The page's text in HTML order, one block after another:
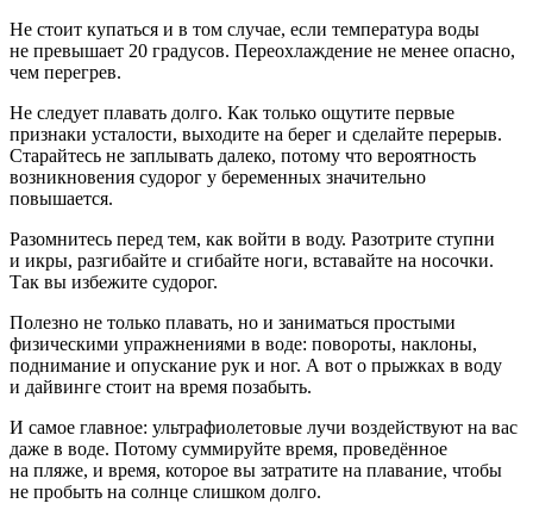
Не стоит купаться и в том случае, если температура воды
не превышает 20 градусов. Переохлаждение не менее опасно,
чем перегрев.
Не следует плавать долго. Как только ощутите первые
признаки усталости, выходите на берег и сделайте перерыв.
Старайтесь не заплывать далеко, потому что вероятность
возникновения судорог у беременных значительно
повышается.
Разомнитесь перед тем, как войти в воду. Разотрите ступни
и икры, разгибайте и сгибайте ноги, вставайте на носочки.
Так вы избежите судорог.
Полезно не только плавать, но и заниматься простыми
физическими упражнениями в воде: повороты, наклоны,
поднимание и опускание рук и ног. А вот о прыжках в воду
и дайвинге стоит на время позабыть.
И самое главное: ультрафиолетовые лучи воздействуют на вас
даже в воде. Потому суммируйте время, проведённое
на пляже, и время, которое вы затратите на плавание, чтобы
не пробыть на солнце слишком долго.